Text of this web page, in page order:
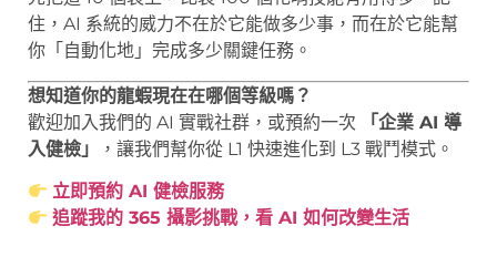
住，AI 系統的威力不在於它能做多少事，而在於它能幫
你「自動化地」完成多少關鍵任務。
想知道你的龍蝦現在在哪個等級嗎？
歡迎加入我們的 AI 實戰社群，或預約一次
「企業 AI 導
入健檢」
，讓我們幫你從 L1 快速進化到 L3 戰鬥模式。
立即預約 AI 健檢服務
追蹤我的 365 攝影挑戰，看 AI 如何改變生活